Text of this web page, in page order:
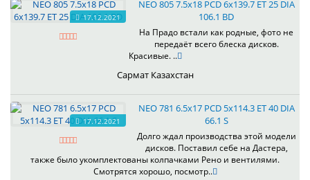
17.12.2021
NEO 805 7.5x18 PCD 6x139.7 ET 25 DIA
106.1 BD
На Прадо встали как родные, фото не
передаёт всего блеска дисков.
Красивые. ..
Сармат Казахстан
17.12.2021
NEO 781 6.5x17 PCD 5x114.3 ET 40 DIA
66.1 S
Долго ждал производства этой модели
дисков. Поставил себе на Дастера,
также было укомплектованы колпачками Рено и вентилями.
Смотрятся хорошо, посмотр..